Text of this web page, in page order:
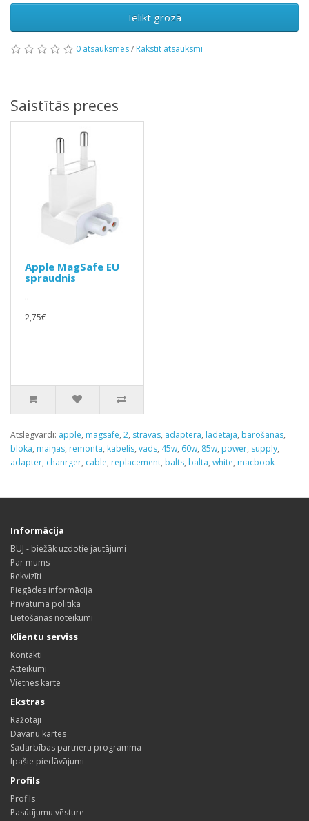
Ielikt grozā
0 atsauksmes/ Rakstīt atsauksmi
Saistītās preces
Apple MagSafe EU
spraudnis
..
2,75€
Atslēgvārdi: apple, magsafe, 2, strāvas, adaptera, lādētāja, barošanas,
bloka, maiņas, remonta, kabelis, vads, 45w, 60w, 85w, power, supply,
adapter, chanrger, cable, replacement, balts, balta, white, macbook
Informācija
BUJ - biežāk uzdotie jautājumi
Par mums
Rekvizīti
Piegādes informācija
Privātuma politika
Lietošanas noteikumi
Klientu serviss
Kontakti
Atteikumi
Vietnes karte
Ekstras
Ražotāji
Dāvanu kartes
Sadarbības partneru programma
Īpašie piedāvājumi
Profils
Profils
Pasūtījumu vēsture